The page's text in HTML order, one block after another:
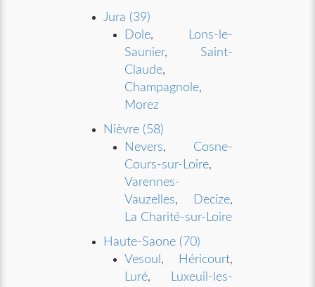
Jura (39)
Dole,
Lons-le-
Saunier, Saint-
Claude,
Champagnole,
Morez
Nièvre (58)
Nevers, Cosne-
Cours-sur-Loire,
Varennes-
Vauzelles, Decize,
La Charité-sur-Loire
Haute-Saone (70)
Vesoul , Héricourt,
Luré,
Luxeuil-les-